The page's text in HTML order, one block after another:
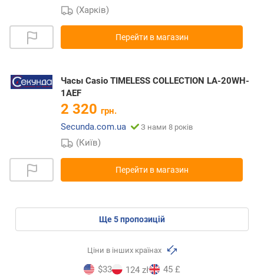
(Харків)
Перейти в магазин
Часы Casio TIMELESS COLLECTION LA-20WH-
1AEF
2 320 грн.
Secunda.com.ua
З нами 8 років
(Київ)
Перейти в магазин
ще5пропозицій
Ціни в інших країнах
$33 124 zł 45 £